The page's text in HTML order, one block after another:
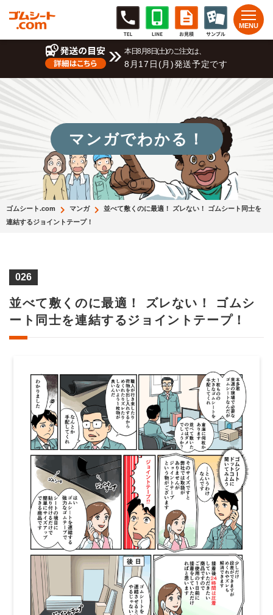
本日8月8日(土)のご注文は、
8月17日(月)発送予定です
マンガでわかる！
ゴムシート.com マンガ
並べて敷くのに最適！ ズレない！ ゴムシート同士を
連結するジョイントテープ！
026
並べて敷くのに最適！ ズレない！ ゴムシ
ート同士を連結するジョイントテープ！